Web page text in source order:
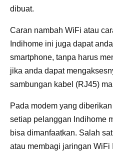
dibuat.
Caran nambah WiFi atau
Indihome ini juga dapat
smartphone, tanpa harus
jika anda dapat
sambungan kabel (RJ45)
Pada modem yang
setiap pelanggan Indihome
bisa dimanfaatkan. Salah
atau membagi jaringan